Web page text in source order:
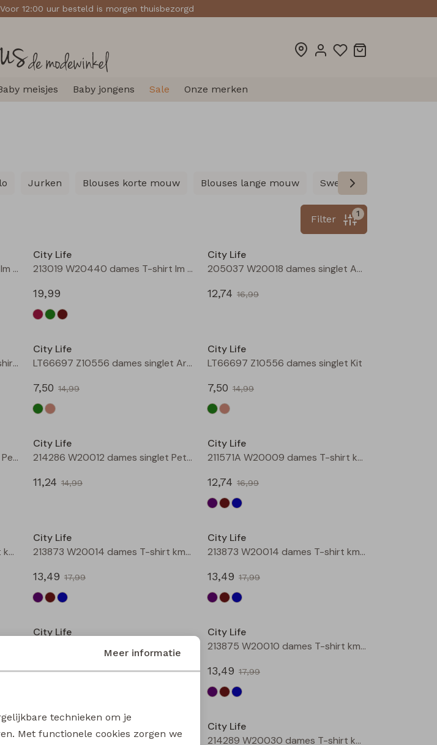
12:00 uur besteld is morgen thuisbezorgd
meisjes Baby jongens Sale Onze merken
Jurken Blouses korte mouw Blouses lange mouw Sweatshirts
1
Filter
213019 W20440 dames T-shirt lm Moss
City Life
213019 W20440 dames T-shirt lm Bruin
19,99
City Life
205037 W20018 dames singlet Aubergine
12,74 16,99
211571A-01* W20016 dames T-shirt km bruin
City Life
LT66697 Z10556 dames singlet Army
7,50 14,99
City Life
LT66697 Z10556 dames singlet Kit
7,50 14,99
206902 W20015 dames singlet Petrol
City Life
214286 W20012 dames singlet Petrol
11,24 14,99
City Life
211571A W20009 dames T-shirt km Aubergine
12,74 16,99
211571A W20009 dames T-shirt km Petrol
City Life
213873 W20014 dames T-shirt km Aubergine
13,49 17,99
City Life
213873 W20014 dames T-shirt km Bruin
13,49 17,99
City Life
13,49 17,99
City Life
213875 W20010 dames T-shirt km Aubergine
13,49 17,99
213875 W20010 dames T-shirt km Petrol
214289 W20030 dames T-shirt km Kit
City Life
214289 W20030 dames T-shirt km Bruin donker
Marketing cookies
Meer informatie
technieken om je
Met functionele cookies zorgen we